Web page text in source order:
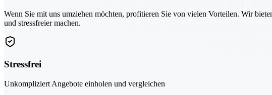
Wenn Sie mit uns umziehen möchten, profitieren Sie von vielen Vorteilen. Wir
und stressfreier machen.
Stressfrei
Unkompliziert Angebote einholen und vergleichen